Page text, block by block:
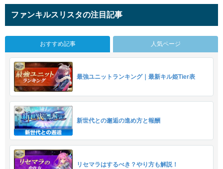
ファンキルスリスタの注目記事
おすすめ記事 人気ページ
最強ユニットランキング｜最新キル姫Tier表
新世代との邂逅の進め方と報酬
リセマラはするべき？やり方も解説！